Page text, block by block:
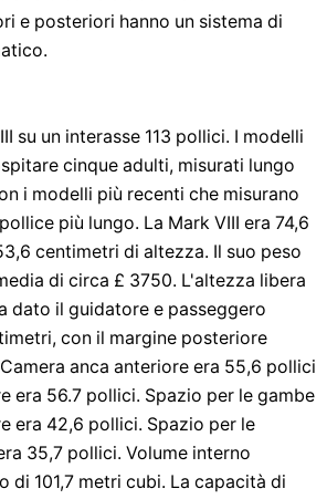
e posteriori hanno un sistema di
su un interasse 113 pollici. I modelli
cinque adulti, misurati lungo
i modelli più recenti che misurano
più lungo. La Mark VIII era 74,6
centimetri di altezza. Il suo peso
di circa £ 3750. L'altezza libera
dato il guidatore e passeggero
con il margine posteriore
anca anteriore era 55,6 pollici
era 56.7 pollici. Spazio per le gambe
era 42,6 pollici. Spazio per le
35,7 pollici. Volume interno
di 101,7 metri cubi. La capacità di